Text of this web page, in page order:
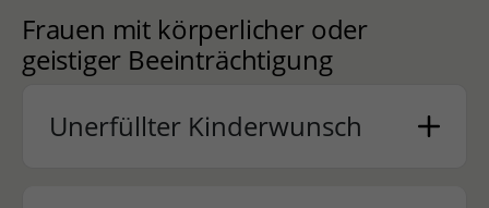
Frauen mit körperlicher oder
geistiger Beeinträchtigung
Unerfüllter Kinderwunsch